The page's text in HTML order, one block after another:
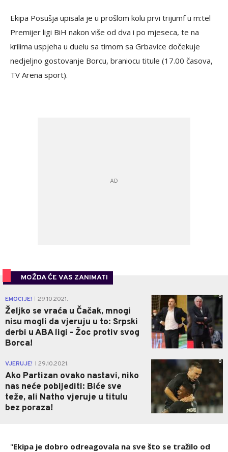
Ekipa Posušja upisala je u prošlom kolu prvi trijumf u m:tel
Premijer ligi BiH nakon više od dva i po mjeseca, te na
krilima uspjeha u duelu sa timom sa Grbavice dočekuje
nedjeljno gostovanje Borcu, braniocu titule (17.00 časova,
TV Arena sport).
MOŽDA ĆE VAS ZANIMATI
EMOCIJE! 29.10.2021.
Željko se vraća u Čačak, mnogi
nisu mogli da vjeruju u to: Srpski
derbi u ABA ligi - Žoc protiv svog
Borca!
0
VJERUJE! 29.10.2021.
Ako Partizan ovako nastavi, niko
nas neće pobijediti: Biće sve
teže, ali Natho vjeruje u titulu
bez poraza!
0
"Ekipa je dobro odreagovala na sve što se tražilo od